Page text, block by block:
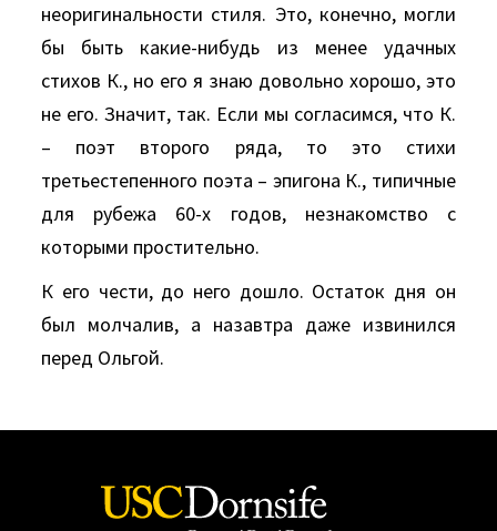
неоригинальности стиля. Это, конечно, могли
бы быть какие-нибудь из менее удачных
стихов К., но его я знаю довольно хорошо, это
не его. Значит, так. Если мы согласимся, что К.
– поэт второго ряда, то это стихи
третьестепенного поэта – эпигона К., типичные
для рубежа 60-х годов, незнакомство с
которыми простительно.
К его чести, до него дошло. Остаток дня он
был молчалив, а назавтра даже извинился
перед Ольгой.